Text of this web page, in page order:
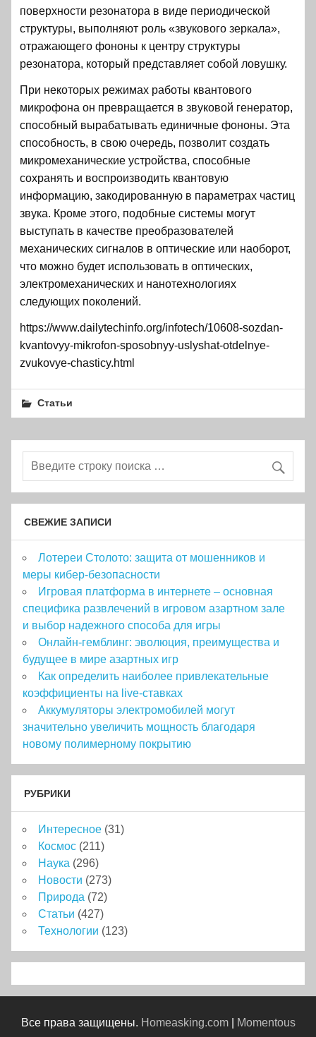
поверхности резонатора в виде периодической
структуры, выполняют роль «звукового зеркала»,
отражающего фононы к центру структуры
резонатора, который представляет собой ловушку.
При некоторых режимах работы квантового
микрофона он превращается в звуковой генератор,
способный вырабатывать единичные фононы. Эта
способность, в свою очередь, позволит создать
микромеханические устройства, способные
сохранять и воспроизводить квантовую
информацию, закодированную в параметрах частиц
звука. Кроме этого, подобные системы могут
выступать в качестве преобразователей
механических сигналов в оптические или наоборот,
что можно будет использовать в оптических,
электромеханических и нанотехнологиях
следующих поколений.
https://www.dailytechinfo.org/infotech/10608-sozdan-
kvantovyy-mikrofon-sposobnyy-uslyshat-otdelnye-
zvukovye-chasticy.html
Статьи
СВЕЖИЕ ЗАПИСИ
Лотереи Столото: защита от мошенников и
меры кибер-безопасности
Игровая платформа в интернете – основная
специфика развлечений в игровом азартном зале
и выбор надежного способа для игры
Онлайн-гемблинг: эволюция, преимущества и
будущее в мире азартных игр
Как определить наиболее привлекательные
коэффициенты на live-ставках
Аккумуляторы электромобилей могут
значительно увеличить мощность благодаря
новому полимерному покрытию
РУБРИКИ
Интересное (31)
Космос (211)
Наука (296)
Новости (273)
Природа (72)
Статьи (427)
Технологии (123)
Все права защищены. Homeasking.com| Momentous